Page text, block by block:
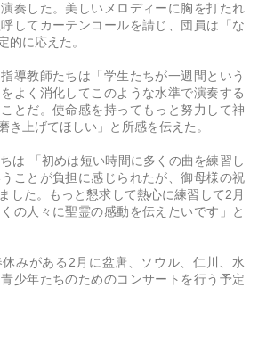
奏した。美しいメロディーに胸を打たれ
してカーテンコールを請じ、団員は「な
的に応えた。
導教師たちは「学生たちが一週間という
よく消化してこのような水準で演奏する
とだ。使命感を持ってもっと努力して神
き上げてほしい」と所感を伝えた。
は 「初めは短い時間に多くの曲を練習し
ことが負担に感じられたが、御母様の祝
した。もっと懇求して熱心に練習して2月
の人々に聖霊の感動を伝えたいです」と
みがある2月に盆唐、ソウル、仁川、水
少年たちのためのコンサートを行う予定